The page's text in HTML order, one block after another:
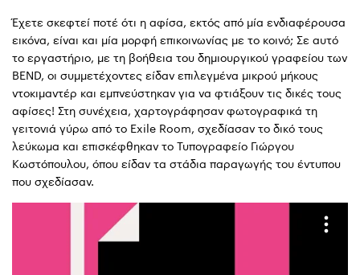
Έχετε σκεφτεί ποτέ ότι η αφίσα, εκτός από μία ενδιαφέρουσα
εικόνα, είναι και μία μορφή επικοινωνίας με το κοινό; Σε αυτό
το εργαστήριο, με τη βοήθεια του δημιουργικού γραφείου των
BEND, οι συμμετέχοντες είδαν επιλεγμένα μικρού μήκους
ντοκιμαντέρ και εμπνεύστηκαν για να φτιάξουν τις δικές τους
αφίσες! Στη συνέχεια, χαρτογράφησαν φωτογραφικά τη
γειτονιά γύρω από το Exile Room, σχεδίασαν το δικό τους
λεύκωμα και επισκέφθηκαν το Τυπογραφείο Γιώργου
Κωστόπουλου, όπου είδαν τα στάδια παραγωγής του έντυπου
που σχεδίασαν.